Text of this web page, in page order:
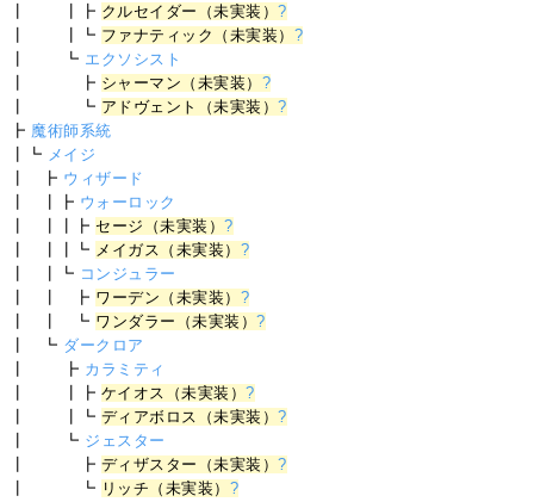
┃ ┃┣ クルセイダー（未実装）?
┃ ┃┗ ファナティック（未実装） ?
┃ ┗ エクソシスト
┃ ┣ シャーマン（未実装） ?
┃ ┗ アドヴェント（未実装）?
┣ 魔術師系統
┃┗ メイジ
┃ ┣ ウィザード
┃ ┃┣ ウォーロック
┃ ┃┃┣ セージ（未実装）?
┃ ┃┃┗ メイガス（未実装） ?
┃ ┃┗ コンジュラー
┃ ┃ ┣ ワーデン（未実装） ?
┃ ┃ ┗ ワンダラー（未実装）?
┃ ┗ ダークロア
┃ ┣ カラミティ
┃ ┃┣ ケイオス（未実装）?
┃ ┃┗ ディアボロス（未実装）?
┃ ┗ ジェスター
┃ ┣ ディザスター（未実装）?
┃ ┗ リッチ（未実装） ?